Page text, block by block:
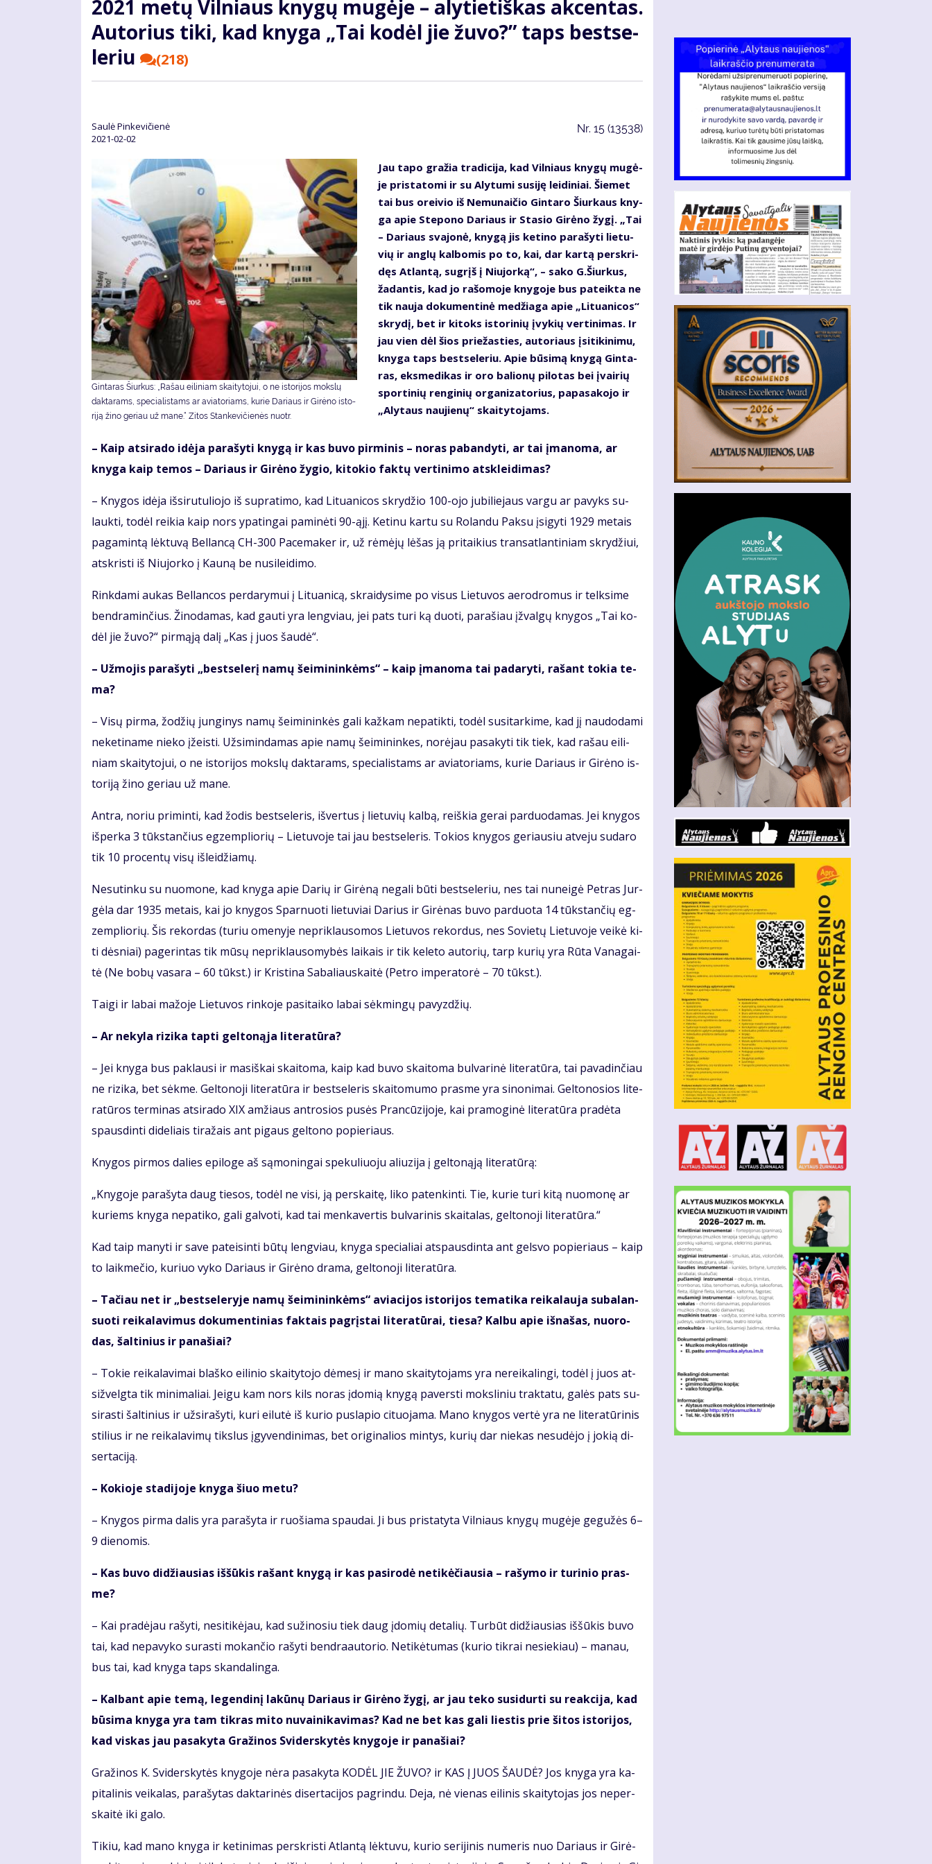
2021 me­tų Vil­niaus kny­gų mu­gė­je – aly­tie­tiš­kas ak­cen­tas.
Au­to­rius ti­ki, kad kny­ga „Tai ko­dėl jie žu­vo?” taps best­se­
leriu
(218)
Saulė Pinkevičienė
2021-02-02
Nr. 15 (13538)
Gintaras Šiurkus: „Ra­šau ei­li­niam skai­ty­to­jui, o ne is­to­ri­jos moks­lų
dak­ta­rams, spe­cia­lis­tams ar avia­to­riams, ku­rie Da­riaus ir Gi­rė­no is­to­
ri­ją ži­no ge­riau už ma­ne.“ Zitos Stankevičienės nuotr.
Jau ta­po gra­žia tra­di­ci­ja, kad Vil­niaus kny­gų mu­gė­
je pri­sta­to­mi ir su Aly­tu­mi su­si­ję lei­di­niai. Šie­met
tai bus orei­vio iš Ne­mu­nai­čio Gin­ta­ro Šiur­kaus kny­
ga apie Ste­po­no Da­riaus ir Sta­sio Gi­rė­no žy­gį. „Tai
– Da­riaus sva­jo­nė, kny­gą jis ke­ti­no pa­ra­šy­ti lie­tu­
vių ir an­glų kal­bo­mis po to, kai, dar kar­tą per­skri­
dęs At­lan­tą, su­grįš į Niu­jor­ką“, – sa­ko G.Šiur­kus,
ža­dan­tis, kad jo ra­šo­mo­je kny­go­je bus pa­teik­ta ne
tik nau­ja do­ku­men­ti­nė me­džia­ga apie „Li­tu­a­ni­cos“
skry­dį, bet ir ki­toks is­to­ri­nių įvy­kių ver­ti­ni­mas. Ir
jau vien dėl šios prie­žas­ties, au­to­riaus įsi­ti­ki­ni­mu,
kny­ga taps best­se­leriu. Apie bū­si­mą kny­gą Gin­ta­
ras, eks­me­di­kas ir oro ba­lio­nų pi­lo­tas bei įvai­rių
spor­ti­nių ren­gi­nių or­ga­ni­za­to­rius, pa­pa­sa­ko­jo ir
„Aly­taus nau­jie­nų“ skai­ty­to­jams.
– Kaip at­si­ra­do idė­ja pa­ra­šy­ti kny­gą ir kas bu­vo pir­mi­nis – no­ras pa­ban­dy­ti, ar tai įma­no­ma, ar
kny­ga kaip te­mos – Da­riaus ir Gi­rė­no žy­gio, ki­to­kio fak­tų ver­ti­ni­mo at­sklei­di­mas?
– Kny­gos idė­ja iš­si­ru­tu­lio­jo iš su­pra­ti­mo, kad Li­tu­a­ni­cos skry­džio 100-ojo ju­bi­lie­jaus var­gu ar pa­vyks su­
lauk­ti, to­dėl rei­kia kaip nors ypa­tin­gai pa­mi­nė­ti 90-ąjį. Ke­ti­nu kar­tu su Ro­lan­du Pa­ksu įsi­gy­ti 1929 me­tais
pa­ga­min­tą lėk­tu­vą Bel­lan­cą CH-300 Pa­ce­ma­ker ir, už rė­mė­jų lė­šas ją pri­tai­kius trans­at­lan­ti­niam skry­džiui,
at­skris­ti iš Niu­jor­ko į Kau­ną be nu­si­lei­di­mo.
Rink­da­mi au­kas Bel­lan­cos per­da­ry­mui į Li­tu­a­ni­cą, skrai­dy­si­me po vi­sus Lie­tu­vos ae­ro­dro­mus ir telk­si­me
ben­dra­min­čius. Ži­no­da­mas, kad gau­ti yra leng­viau, jei pats tu­ri ką duo­ti, pa­ra­šiau įžval­gų kny­gos „Tai ko­
dėl jie žu­vo?“ pir­mą­ją da­lį „Kas į juos šau­dė“.
– Už­mo­jis pa­ra­šy­ti „best­se­lerį na­mų šei­mi­nin­kėms“ – kaip įma­no­ma tai pa­da­ry­ti, ra­šant to­kia te­
ma?
– Vi­sų pir­ma, žo­džių jun­gi­nys na­mų šei­mi­nin­kės ga­li kaž­kam ne­pa­tik­ti, to­dėl su­si­tar­ki­me, kad jį nau­do­da­mi
ne­ke­ti­na­me nie­ko įžeis­ti. Už­si­min­da­mas apie na­mų šei­mi­nin­kes, no­rė­jau pa­sa­ky­ti tik tiek, kad ra­šau ei­li­
niam skai­ty­to­jui, o ne is­to­ri­jos moks­lų dak­ta­rams, spe­cia­lis­tams ar avia­to­riams, ku­rie Da­riaus ir Gi­rė­no is­
to­ri­ją ži­no ge­riau už ma­ne.
An­tra, no­riu pri­min­ti, kad žo­dis best­se­leris, iš­ver­tus į lie­tu­vių kal­bą, reiš­kia ge­rai par­duo­da­mas. Jei kny­gos
iš­per­ka 3 tūks­tan­čius eg­zem­plio­rių – Lie­tu­vo­je tai jau best­se­leris. To­kios kny­gos ge­riau­siu at­ve­ju su­da­ro
tik 10 pro­cen­tų vi­sų iš­lei­džia­mų.
Ne­su­tin­ku su nuo­mo­ne, kad kny­ga apie Da­rių ir Gi­rė­ną ne­ga­li bū­ti best­se­leriu, nes tai nu­nei­gė Pet­ras Jur­
gė­la dar 1935 me­tais, kai jo kny­gos Spar­nuo­ti lie­tu­viai Da­rius ir Gi­rė­nas bu­vo par­duo­ta 14 tūks­tan­čių eg­
zem­plio­rių. Šis re­kor­das (tu­riu ome­ny­je ne­pri­klau­so­mos Lie­tu­vos re­kor­dus, nes So­vie­tų Lie­tu­vo­je vei­kė ki­
ti dės­niai) pa­ge­rin­tas tik mū­sų ne­pri­klau­so­my­bės lai­kais ir tik ke­le­to au­to­rių, tarp ku­rių yra Rū­ta Va­na­gai­
tė (Ne bo­bų va­sa­ra – 60 tūkst.) ir Kris­ti­na Sa­ba­liaus­kai­tė (Pet­ro im­pe­ra­to­rė – 70 tūkst.).
Tai­gi ir la­bai ma­žo­je Lie­tu­vos rin­ko­je pa­si­tai­ko la­bai sėk­min­gų pa­vyz­džių.
– Ar ne­ky­la ri­zi­ka tap­ti gel­to­ną­ja li­te­ra­tū­ra?
– Jei kny­ga bus pa­klau­si ir ma­siš­kai skai­to­ma, kaip kad bu­vo skai­to­ma bul­va­ri­nė li­te­ra­tū­ra, tai pa­va­din­čiau
ne ri­zi­ka, bet sėk­me. Gel­to­no­ji li­te­ra­tū­ra ir best­se­leris skai­to­mu­mo pras­me yra si­no­ni­mai. Gel­to­no­sios li­te­
ra­tū­ros ter­mi­nas at­si­ra­do XIX am­žiaus ant­ro­sios pu­sės Pran­cū­zi­jo­je, kai pra­mo­gi­nė li­te­ra­tū­ra pra­dė­ta
spaus­din­ti di­de­liais ti­ra­žais ant pi­gaus gel­to­no po­pie­riaus.
Kny­gos pir­mos da­lies epi­lo­ge aš są­mo­nin­gai spe­ku­liuo­ju aliu­zi­ja į gel­to­ną­ją li­te­ra­tū­rą:
„Kny­go­je pa­ra­šy­ta daug tie­sos, to­dėl ne vi­si, ją per­skai­tę, li­ko pa­ten­kin­ti. Tie, ku­rie tu­ri ki­tą nuo­mo­nę ar
ku­riems kny­ga ne­pa­ti­ko, ga­li gal­vo­ti, kad tai men­ka­ver­tis bul­va­ri­nis skai­ta­las, gel­to­no­ji li­te­ra­tū­ra.“
Kad taip ma­ny­ti ir sa­ve pa­tei­sin­ti bū­tų leng­viau, kny­ga spe­cia­liai at­spaus­din­ta ant gels­vo po­pie­riaus – kaip
to laik­me­čio, ku­riuo vy­ko Da­riaus ir Gi­rė­no dra­ma, gel­to­no­ji li­te­ra­tū­ra.
– Ta­čiau net ir „best­se­leryje na­mų šei­mi­nin­kėms“ avia­ci­jos is­to­ri­jos te­ma­ti­ka rei­ka­lau­ja su­ba­lan­
suo­ti rei­ka­la­vi­mus do­ku­men­ti­nias fak­tais pa­grįs­tai li­te­ra­tū­rai, tie­sa? Kal­bu apie iš­na­šas, nuo­ro­
das, šal­ti­nius ir pa­na­šiai?
– To­kie rei­ka­la­vi­mai blaš­ko ei­li­nio skai­ty­to­jo dė­me­sį ir ma­no skai­ty­to­jams yra ne­rei­ka­lin­gi, to­dėl į juos at­
si­žvelg­ta tik mi­ni­ma­liai. Jei­gu kam nors kils no­ras įdo­mią kny­gą pa­vers­ti moks­li­niu trak­ta­tu, ga­lės pats su­
si­ras­ti šal­ti­nius ir už­si­ra­šy­ti, ku­ri ei­lu­tė iš ku­rio pus­la­pio ci­tuo­ja­ma. Ma­no kny­gos ver­tė yra ne li­te­ra­tū­ri­nis
sti­lius ir ne rei­ka­la­vi­mų tiks­lus įgy­ven­di­ni­mas, bet ori­gi­na­lios min­tys, ku­rių dar nie­kas ne­su­dė­jo į jo­kią di­
ser­ta­ci­ją.
– Ko­kio­je sta­di­jo­je kny­ga šiuo me­tu?
– Kny­gos pir­ma da­lis yra pa­ra­šy­ta ir ruo­šia­ma spau­dai. Ji bus pri­sta­ty­ta Vil­niaus kny­gų mu­gė­je ge­gu­žės 6–
9 die­no­mis.
– Kas bu­vo di­džiau­sias iš­šū­kis ra­šant kny­gą ir kas pa­si­ro­dė ne­ti­kė­čiau­sia – ra­šy­mo ir tu­ri­nio pras­
me?
– Kai pra­dė­jau ra­šy­ti, ne­si­ti­kė­jau, kad su­ži­no­siu tiek daug įdo­mių de­ta­lių. Tur­būt di­džiau­sias iš­šū­kis bu­vo
tai, kad ne­pa­vy­ko su­ras­ti mo­kan­čio ra­šy­ti ben­dra­au­to­rio. Ne­ti­kė­tu­mas (ku­rio tik­rai ne­sie­kiau) – ma­nau,
bus tai, kad kny­ga taps skan­da­lin­ga.
– Kal­bant apie te­mą, le­gen­di­nį la­kū­nų Da­riaus ir Gi­rė­no žy­gį, ar jau te­ko su­si­dur­ti su re­ak­ci­ja, kad
bū­si­ma kny­ga yra tam tik­ras mi­to nu­vai­ni­ka­vi­mas? Kad ne bet kas ga­li lies­tis prie ši­tos is­to­ri­jos,
kad vis­kas jau pa­sa­ky­ta Gra­ži­nos Svi­ders­ky­tės kny­go­je ir pa­na­šiai?
Gra­ži­nos K. Svi­ders­ky­tės kny­go­je nė­ra pa­sa­ky­ta KO­DĖL JIE ŽU­VO? ir KAS Į JUOS ŠAU­DĖ? Jos kny­ga yra ka­
pi­ta­li­nis vei­ka­las, pa­ra­šy­tas dak­ta­ri­nės di­ser­ta­ci­jos pa­grin­du. De­ja, nė vie­nas ei­li­nis skai­ty­to­jas jos ne­per­
skai­tė iki ga­lo.
Ti­kiu, kad ma­no kny­ga ir ke­ti­ni­mas per­skris­ti At­lan­tą lėk­tu­vu, ku­rio se­ri­ji­nis nu­me­ris nuo Da­riaus ir Gi­rė­